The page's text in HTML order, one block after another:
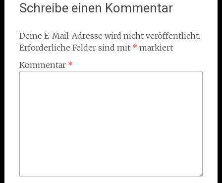
Schreibe einen Kommentar
Deine E-Mail-Adresse wird nicht veröffentlicht.
Erforderliche Felder sind mit * markiert
Kommentar *